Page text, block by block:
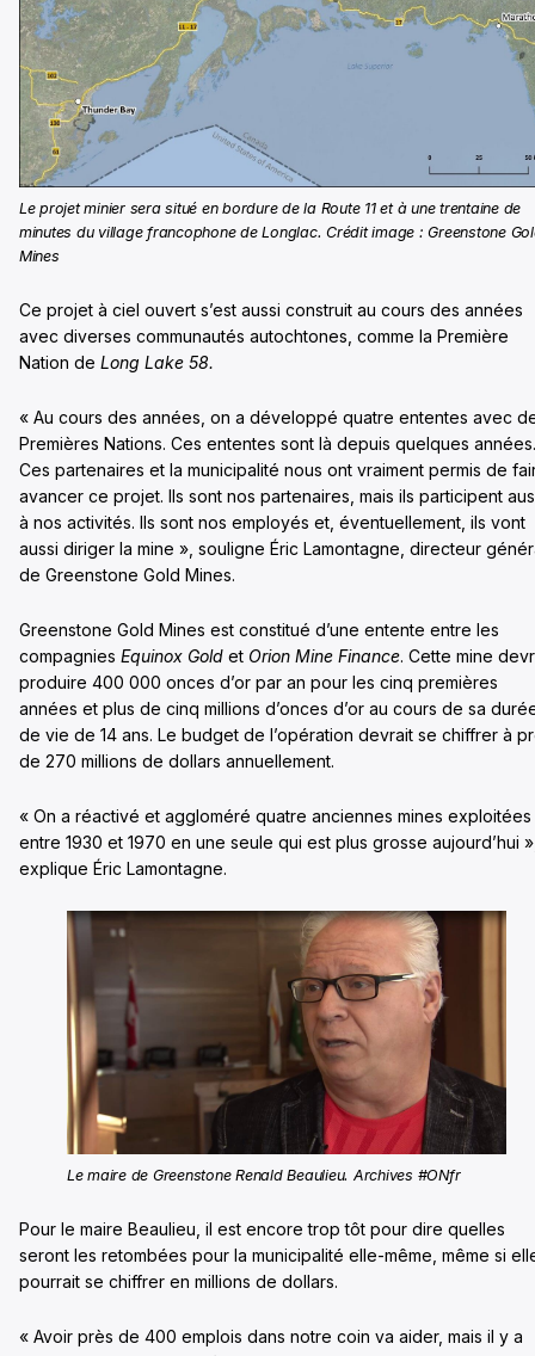
Le projet minier sera situé en bordure de la Route 11 et à une trentaine de
minutes du village francophone de Longlac. Crédit image : Greenstone
Mines
Ce projet à ciel ouvert s’est aussi construit au cours des années
avec diverses communautés autochtones, comme la Première
Nation de Long Lake 58.
« Au cours des années, on a développé quatre ententes avec
Premières Nations. Ces ententes sont là depuis quelques années.
Ces partenaires et la municipalité nous ont vraiment permis de
avancer ce projet. Ils sont nos partenaires, mais ils participent
à nos activités. Ils sont nos employés et, éventuellement, ils vont
aussi diriger la mine », souligne Éric Lamontagne, directeur
de Greenstone Gold Mines.
Greenstone Gold Mines est constitué d’une entente entre les
compagnies Equinox Gold et Orion Mine Finance. Cette mine
produire 400 000 onces d’or par an pour les cinq premières
années et plus de cinq millions d’onces d’or au cours de sa
de vie de 14 ans. Le budget de l’opération devrait se chiffrer à
de 270 millions de dollars annuellement.
« On a réactivé et aggloméré quatre anciennes mines exploitées
entre 1930 et 1970 en une seule qui est plus grosse aujourd’hui
explique Éric Lamontagne.
Le maire de Greenstone Renald Beaulieu. Archives #ONfr
Pour le maire Beaulieu, il est encore trop tôt pour dire quelles
seront les retombées pour la municipalité elle-même, même si
pourrait se chiffrer en millions de dollars.
« Avoir près de 400 emplois dans notre coin va aider, mais il y a